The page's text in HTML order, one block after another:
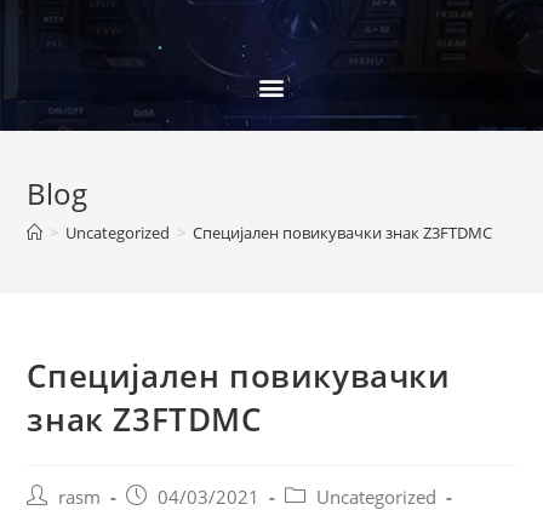
Blog
> Uncategorized > Специјален повикувачки знак Z3FTDMC
Специјален повикувачки
знак Z3FTDMC
rasm 04/03/2021
Uncategorized